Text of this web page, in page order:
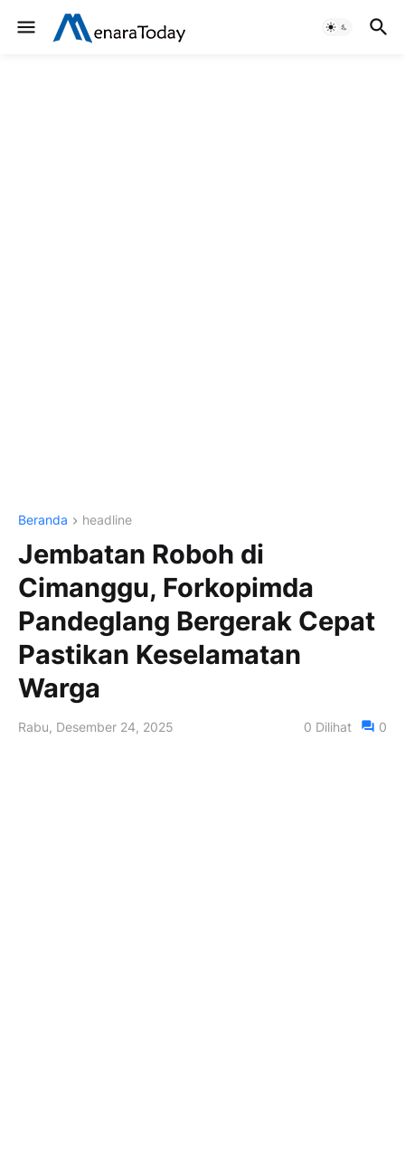
Beranda headline
Jembatan Roboh di
Cimanggu, Forkopimda
Pandeglang Bergerak Cepat
Pastikan Keselamatan
Warga
Rabu, Desember 24, 2025 0 Dilihat 0